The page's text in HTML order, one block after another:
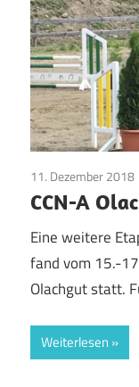
11. Dezember 2018
CCN-A
Eine weitere
fand vom 15.-
Olachgut statt.
Weiterlesen